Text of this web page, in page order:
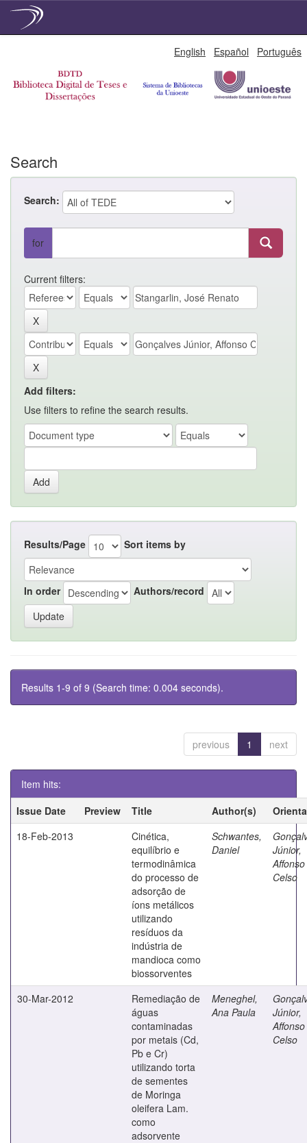
English Español Português
Search
Search:
for
Current filters:
Add filters:
Use filters to refine the search results.
Results/Page Sort items by
In order Authors/record
Results 1-9 of 9 (Search time: 0.004 seconds).
previous 1 next
Item hits:
Issue Date
Preview Title Author(s)
18-Feb-2013
Cinética,
equilíbrio e
termodinâmica
do processo de
adsorção de
íons metálicos
utilizando
resíduos da
indústria de
mandioca como
biossorventes
Schwantes,
Daniel
Júnior,
Affonso
Celso
30-Mar-2012
Remediação de
águas
contaminadas
por metais (Cd,
Pb e Cr)
utilizando torta
de sementes
de Moringa
oleifera Lam.
como
adsorvente
Meneghel,
Ana Paula
Júnior,
Affonso
Celso